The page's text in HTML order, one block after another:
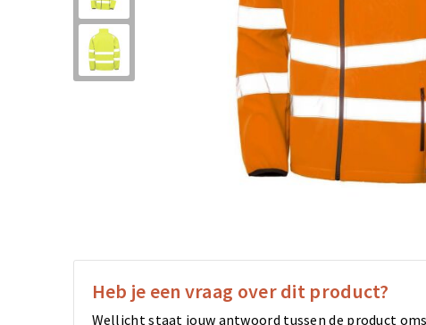
Heb je een vraag over dit product?
Wellicht staat jouw antwoord tussen de product